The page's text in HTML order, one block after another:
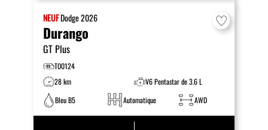
NEUFDodge2026
Durango
GT Plus
T00124
28 km
V6 Pentastar de 3.6 L
Bleu B5
Automatique AWD